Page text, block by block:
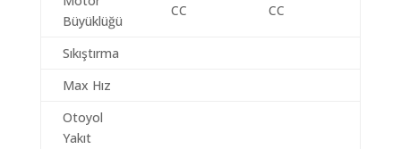
Büyüklüğü
CC CC
Sıkıştırma
Max Hız
Otoyol
Yakıt